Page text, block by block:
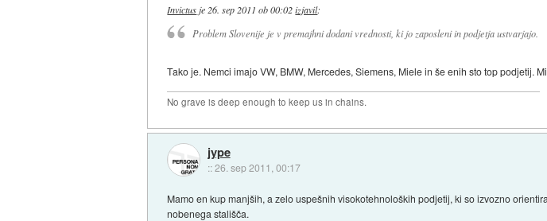
Invictus je 26. sep 2011 ob 00:02 izjavil:
Problem Slovenije je v premajhni dodani vrednosti, ki jo zaposleni in podjetja ustvarjajo.
Tako je. Nemci imajo VW, BMW, Mercedes, Siemens, Miele in še enih sto top podjetij.
No grave is deep enough to keep us in chains.
jype
::26. sep 2011, 00:17
Mamo en kup manjših, a zelo uspešnih visokotehnoloških podjetij, ki so izvozno
nobenega stališča.